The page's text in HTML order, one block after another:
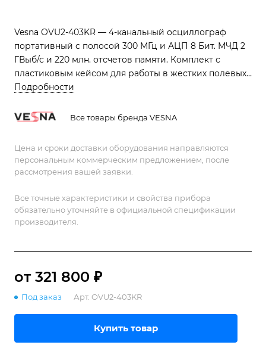
Vesna OVU2-403KR — 4-канальный осциллограф
портативный с полосой 300 МГц и АЦП 8 Бит. МЧД 2
ГВыб/с и 220 млн. отсчетов памяти. Комплект с
пластиковым кейсом для работы в жестких полевых
условиях.
Подробности
Все товары бренда VESNA
Цена и сроки доставки оборудования направляются
персональным коммерческим предложением, после
рассмотрения вашей заявки.
Все точные характеристики и свойства прибора
обязательно уточняйте в официальной спецификации
производителя.
от 321 800 ₽
Под заказ Арт. OVU2-403KR
Купить товар